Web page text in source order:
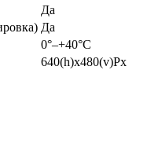
Да
Да
0°–+40°C
640(h)х480(v)Px